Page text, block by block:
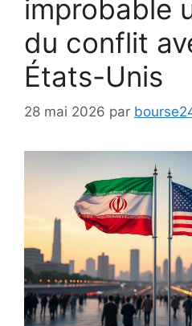
improbable
du conflit
États-Unis
28 mai 2026 par